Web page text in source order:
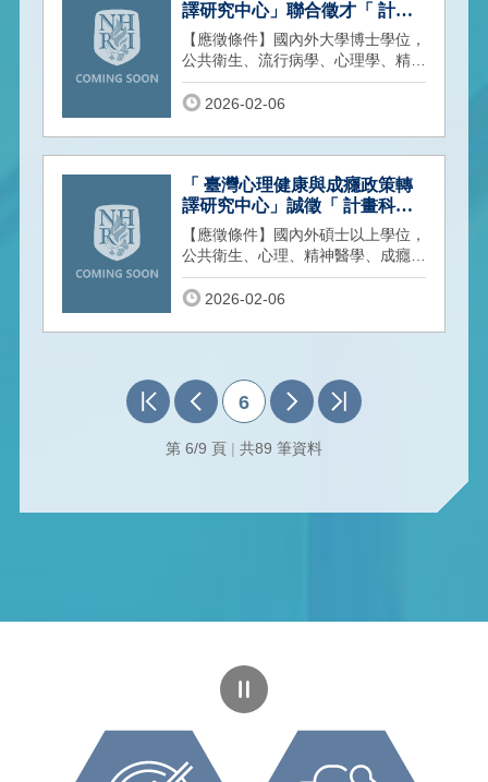
Professor).
譯研究中心」聯合徵才「 計畫
博士後研究員」數名
【應徵條件】國內外大學博士學位，
公共衛生、流行病學、心理學、精神
醫學、成癮醫學、健康政策、社會科
學、生醫或相關領域。【上班地點】
時配合出差）。
2026-02-06
「 臺灣心理健康與成癮政策轉
譯研究中心」誠徵「 計畫科
管」2名
【應徵條件】國內外碩士以上學位，
公共衛生、心理、精神醫學、成癮醫
學、健康政策、生醫、資訊或相關領
域。【上班地點】 竹南 / 臺北 (視計
2026-02-06
6
第 6/9 頁 | 共89 筆資料